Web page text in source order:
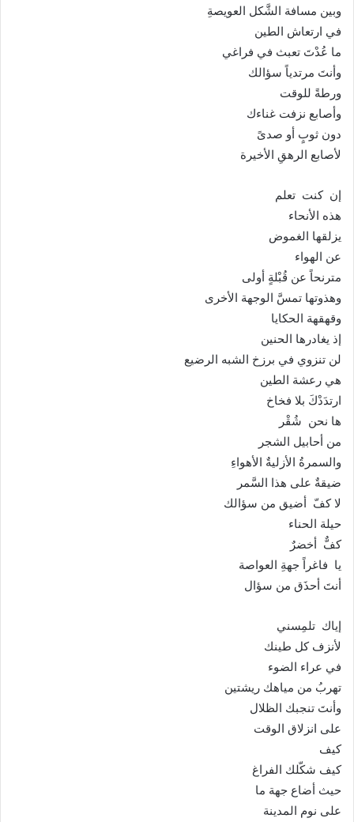
وبين مسافة الشَّكل العويصةِ
في ارتعاش الطين
ما عُدْتَ تعبث في فراغي
وأنتَ مرتدياً سؤالك
ورطةً للوقت
وأصابع نزفت غناءك
دون ثوبٍ أو صدىً
لأصابع الرهقِ الأخيرة
إن كنت تعلم
هذه الأنحاء
يزلقها الغموض
عن الهواء
مترنحاً عن قُبْلةٍ أولى
وهذوتها تمسَّ الوجهة الأخرى
وقهقهة الحكايا
إذ يغادرها الحنين
لن تنزوي في برزخ الشبه الرضيع
هي رعشة الطين
ارتدَدْكَ بلا فخاخ
ها نحن شُقْر
من أحابيل الشجر
والسمرةُ الأزليةٌ الأهواءِ
ضيقةٌ على هذا السَّمر
لا كفّ أضيق من سؤالك
حيلة الحناء
كفٌّ أخضرٌ
يا فاغراً جهةِ العواصة
أنتَ أحذَق من سؤال
إياك تلمِسني
لأنزف كل طينك
في عراء الضوء
تهربُ من مياهك ريشتين
وأنتَ تنجبك الظلال
على انزلاق الوقت
كيف
كيف شكّلك الفراغ
حيث أضاع جهة ما
على نوم المدينة